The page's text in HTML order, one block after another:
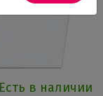
Есть в наличии